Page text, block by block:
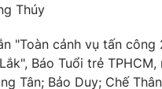
Thúy
"Toàn cảnh vụ tấn công
Báo Tuổi trẻ TPHCM,
Tân; Bảo Duy; Chế Thân